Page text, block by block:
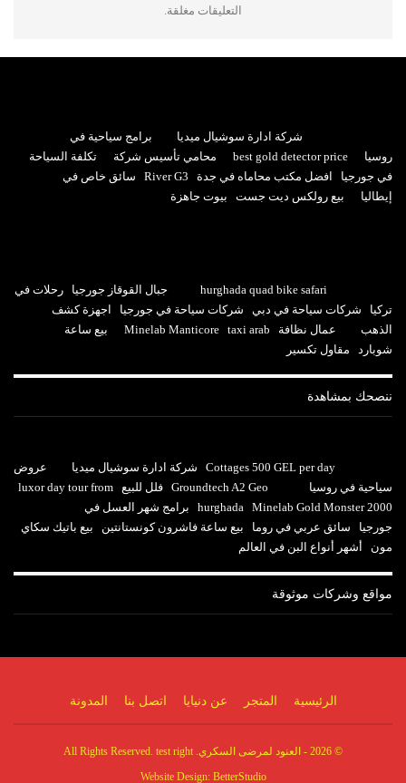
التعليقات مغلقة.
شركة ادارة سوشيال ميديا
برامج سياحية في
روسيا
best gold detector price محامي تأسيس شركة
تكلفة السياحة
في جورجيا
افضل مكتب محاماه في جدة River G3
سائق خاص في
إيطاليا
بيع رولكس ديت جست بيوت جاهزة
hurghada quad bike safari جبال القوقاز جورجيا
رحلات في
تركيا
شركات سياحة في دبي شركات سياحة في جورجيا
اجهزة كشف
الذهب
عمال نظافة Minelab Manticore taxi arab
بيع ساعة
شوبارد
مقاول تكسير
ننصحك بمشاهدة
Cottages 500 GEL per day شركة ادارة سوشيال ميديا
عروض
سياحية في روسيا
Groundtech A2 Geo فلل للبيع
luxor day tour from
hurghada
Minelab Gold Monster 2000
برامج شهر العسل في
جورجيا
سائق عربي في روما بيع ساعة فاشرون كونستانتين
بيع باتيك سكاي
مون
أشهر أنواع البن في العالم
مواقع وشركات موثوقة
الرئيسية المتجر عن دنيايا اتصل بنا المدونة
© 2026 - العنود لمرضى السكري. All Rights Reserved. test right
Website Design: BetterStudio